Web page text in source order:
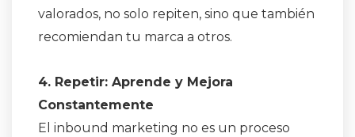
valorados, no solo repiten, sino que también
recomiendan tu marca a otros.
4. Repetir: Aprende y Mejora
Constantemente
El inbound marketing no es un proceso